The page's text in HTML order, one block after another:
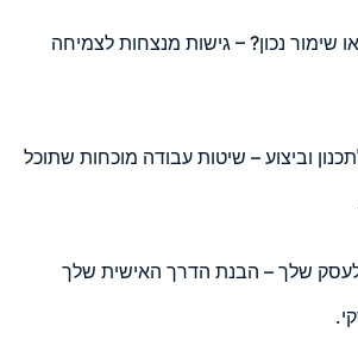
נכון? – גישות מנצחות לצמיחה
וביצוע – שיטות עבודה מוכחות שתוכל
שלך – הבנת הדרך האישית שלך